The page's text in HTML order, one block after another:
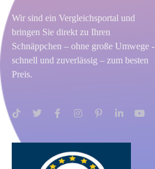
Wir sind ein Vergleichsportal und
bringen Sie direkt zu Ihren
Schnäppchen – ohne große Umwege -
schnell und zuverlässig – zum besten
Preis.